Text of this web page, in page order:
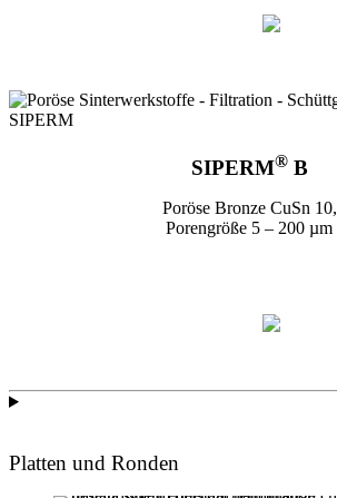
SIPERM®B
Poröse Bronze CuSn 10,
Porengröße 5 – 200 µm
Platten und Ronden